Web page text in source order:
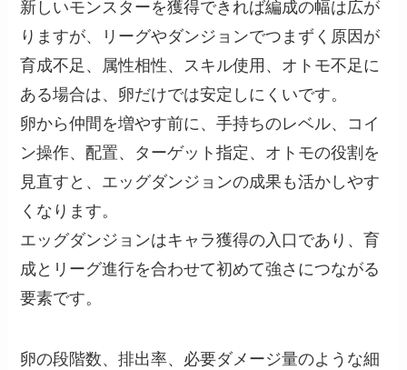
新しいモンスターを獲得できれば編成の幅は広が
りますが、リーグやダンジョンでつまずく原因が
育成不足、属性相性、スキル使用、オトモ不足に
ある場合は、卵だけでは安定しにくいです。
卵から仲間を増やす前に、手持ちのレベル、コイ
ン操作、配置、ターゲット指定、オトモの役割を
見直すと、エッグダンジョンの成果も活かしやす
くなります。
エッグダンジョンはキャラ獲得の入口であり、育
成とリーグ進行を合わせて初めて強さにつながる
要素です。
卵の段階数、排出率、必要ダメージ量のような細